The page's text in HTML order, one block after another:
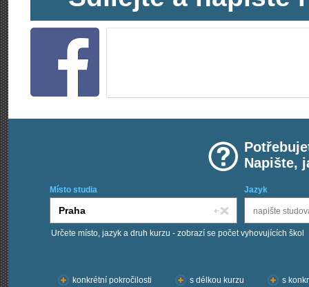
Napište,
Místo studia Jazyk
Určete místo, jazyk a druh kurzu - zobrazí se počet vyhovujících škol
konkrétní pokročilosti
s délkou kurzu s